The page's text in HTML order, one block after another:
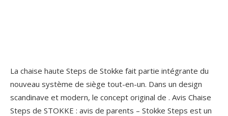
La chaise haute Steps de Stokke fait partie intégrante du
nouveau système de siège tout-en-un. Dans un design
scandinave et modern, le concept original de . Avis Chaise
Steps de STOKKE : avis de parents – Stokke Steps est un